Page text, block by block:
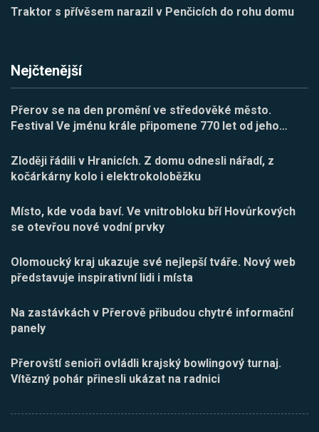
Traktor s přívěsem narazil v Penčicích do rohu domu
Nejčtenější
Přerov se na den promění ve středověké město.
Festival Ve jménu krále připomene 770 let od jeho…
Zloději řádili v Hranicích. Z domu odnesli nářadí, z
kočárkárny kolo i elektrokoloběžku
Místo, kde voda baví. Ve vnitrobloku bří Hovůrkových
se otevřou nové vodní prvky
Olomoucký kraj ukazuje své nejlepší tváře. Nový web
představuje inspirativní lidi i místa
Na zastávkách v Přerově přibudou chytré informační
panely
Přerovští senioři ovládli krajský bowlingový turnaj.
Vítězný pohár přinesli ukázat na radnici